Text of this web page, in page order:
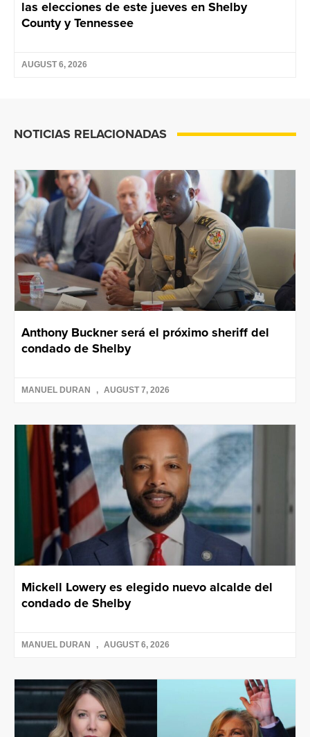
las elecciones de este jueves en Shelby
County y Tennessee
AUGUST 6, 2026
NOTICIAS RELACIONADAS
Anthony Buckner será el próximo sheriff del
condado de Shelby
MANUEL DURAN AUGUST 7, 2026
Mickell Lowery es elegido nuevo alcalde del
condado de Shelby
MANUEL DURAN AUGUST 6, 2026